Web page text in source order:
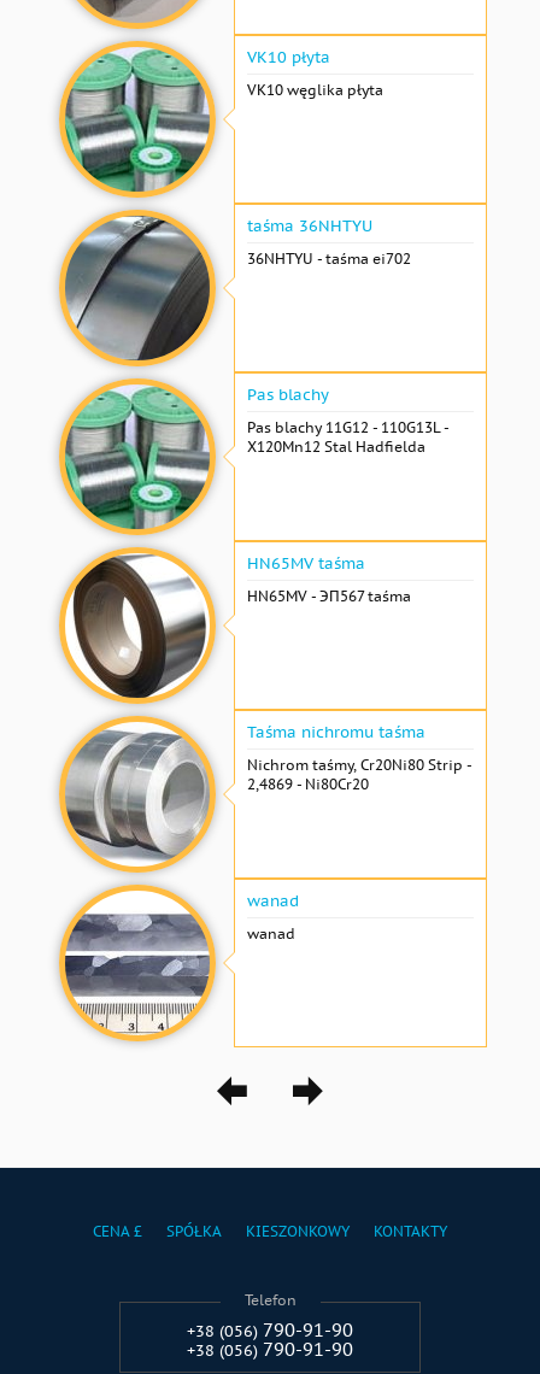
VK10 płyta
VK10 węglika płyta
taśma 36NHTYU
36NHTYU - taśma ei702
Pas blachy
Pas blachy 11G12 - 110G13L -
X120Mn12 Stal Hadfielda
HN65MV taśma
HN65MV - ЭП567 taśma
Taśma nichromu taśma
Nichrom taśmy, Cr20Ni80 Strip -
2,4869 - Ni80Cr20
wanad
wanad
CENA £ SPÓŁKA KIESZONKOWY KONTAKTY
Telefon
+38 (056) 790-91-90
+38 (056) 790-91-90